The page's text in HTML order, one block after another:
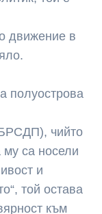
движение в
полуострова
чийто
са носели
и
той остава
към